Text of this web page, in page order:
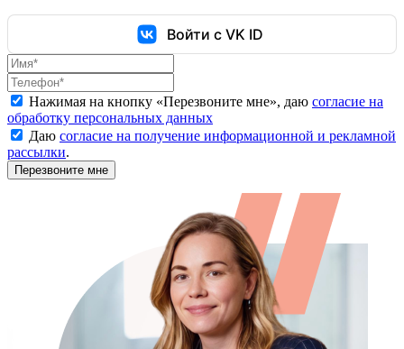
Войти с VK ID
Нажимая на кнопку «Перезвоните мне», даю согласие на
обработку персональных данных
Даю согласие на получение информационной и рекламной
рассылки.